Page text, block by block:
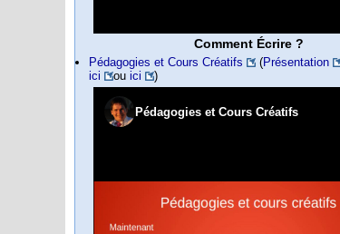
Comment Écrire ?
Pédagogies et Cours Créatifs (Présentation
ici
ou ici )